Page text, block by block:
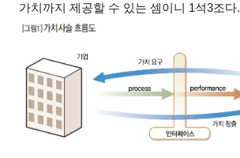
가치까지 제공할 수 있는 셈이니 1석3조다.